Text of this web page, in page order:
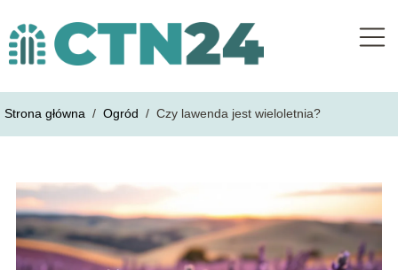
Strona główna / Ogród / Czy lawenda jest wieloletnia?